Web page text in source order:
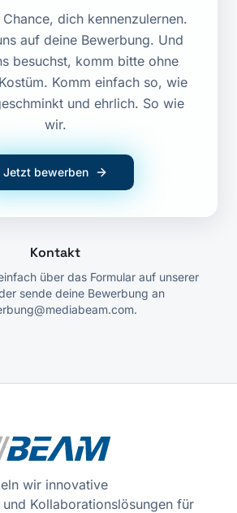
dich kennenzulernen.
auf deine Bewerbung. Und
besuchst, komm bitte ohne
Komm einfach so, wie
und ehrlich. So wie
wir.
Jetzt bewerben
Kontakt
über das Formular auf unserer
sende deine Bewerbung an
wir innovative
Kollaborationslösungen für